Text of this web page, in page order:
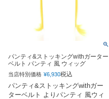
パンティ&ストッキングwithガーター
ベルト パンティ 風 ウィッグ
当店特別価格 ¥6,930税込
パンティ&ストッキングwithガー
ターベルト よりパンティ 風ウィ